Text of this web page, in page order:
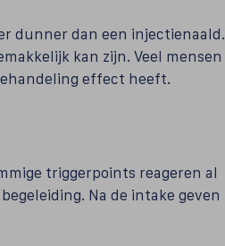
dunner dan een injectienaald.
kan zijn. Veel mensen
effect heeft.
triggerpoints reageren al
Na de intake geven